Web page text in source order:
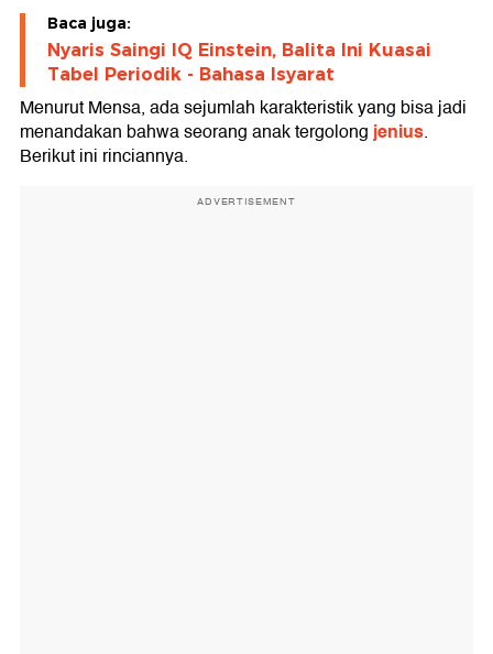
Baca juga:
Nyaris Saingi IQ Einstein, Balita Ini Kuasai
Tabel Periodik - Bahasa Isyarat
Menurut Mensa, ada sejumlah karakteristik yang bisa jadi
menandakan bahwa seorang anak tergolongjenius.
Berikut ini rinciannya.
ADVERTISEMENT